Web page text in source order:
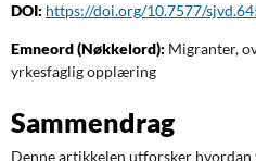
DOI: https://doi.org/10.7577/
Emneord (Nøkkelord): Migranter,
yrkesfaglig opplæring
Sammendrag
Denne artikkelen utforsker hvordan